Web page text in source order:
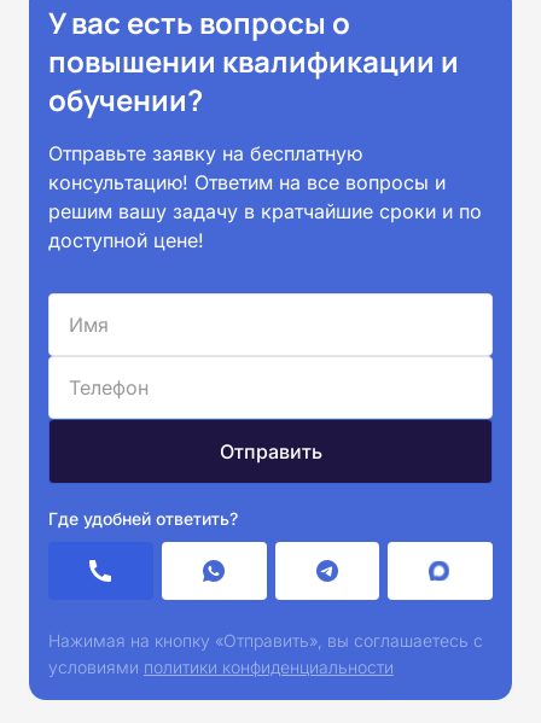
У вас есть вопросы о
повышении квалификации и
обучении?
Отправьте заявку на бесплатную
консультацию! Ответим на все вопросы и
решим вашу задачу в кратчайшие сроки и по
доступной цене!
Где удобней ответить?
Нажимая на кнопку «Отправить», вы соглашаетесь с
условиями политики конфиденциальности